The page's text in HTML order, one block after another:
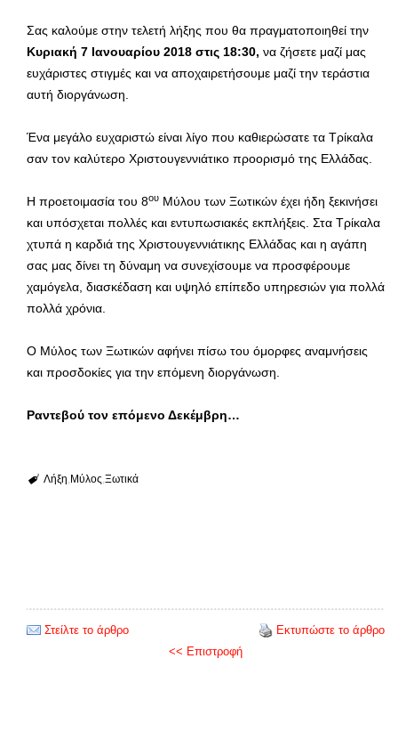
Σας καλούμε στην τελετή λήξης που θα πραγματοποιηθεί την
Κυριακή 7 Ιανουαρίου 2018 στις 18:30, να ζήσετε μαζί μας
ευχάριστες στιγμές και να αποχαιρετήσουμε μαζί την τεράστια
αυτή διοργάνωση.
Ένα μεγάλο ευχαριστώ είναι λίγο που καθιερώσατε τα Τρίκαλα
σαν τον καλύτερο Χριστουγεννιάτικο προορισμό της Ελλάδας.
Η προετοιμασία του 8ου Μύλου των Ξωτικών έχει ήδη ξεκινήσει
και υπόσχεται πολλές και εντυπωσιακές εκπλήξεις. Στα Τρίκαλα
χτυπά η καρδιά της Χριστουγεννιάτικης Ελλάδας και η αγάπη
σας μας δίνει τη δύναμη να συνεχίσουμε να προσφέρουμε
χαμόγελα, διασκέδαση και υψηλό επίπεδο υπηρεσιών για πολλά
πολλά χρόνια.
Ο Μύλος των Ξωτικών αφήνει πίσω του όμορφες αναμνήσεις
και προσδοκίες για την επόμενη διοργάνωση.
Ραντεβού τον επόμενο Δεκέμβρη…
Λήξη Μύλος Ξωτικά
Στείλτε το άρθρο
Εκτυπώστε το άρθρο
<< Επιστροφή